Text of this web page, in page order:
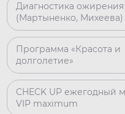
Диагностика ожирения
(Мартыненко, Михеева)
Программа «Красота и
долголетие»
CHECK UP ежегодный
VIP maximum